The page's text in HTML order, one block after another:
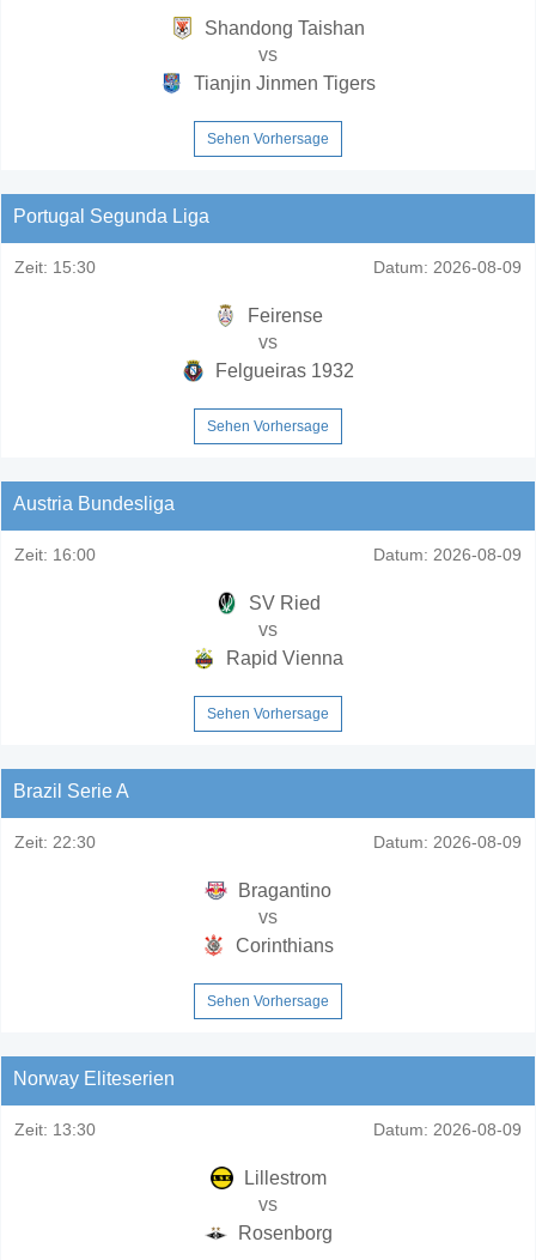
Shandong Taishan
vs
Tianjin Jinmen Tigers
Sehen Vorhersage
Portugal Segunda Liga
Zeit: 15:30 Datum: 2026-08-09
Feirense
vs
Felgueiras 1932
Sehen Vorhersage
Austria Bundesliga
Zeit: 16:00 Datum: 2026-08-09
SV Ried
vs
Rapid Vienna
Sehen Vorhersage
Brazil Serie A
Zeit: 22:30 Datum: 2026-08-09
Bragantino
vs
Corinthians
Sehen Vorhersage
Norway Eliteserien
Zeit: 13:30 Datum: 2026-08-09
Lillestrom
vs
Rosenborg